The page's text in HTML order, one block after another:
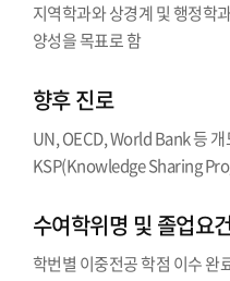
지역학과와 상경계 및 행정학
양성을 목표로 함
향후 진로
UN, OECD, World Bank 등
KSP(Knowledge Sharing
수여학위명 및 졸업요
학번별 이중전공 학점 이수 완